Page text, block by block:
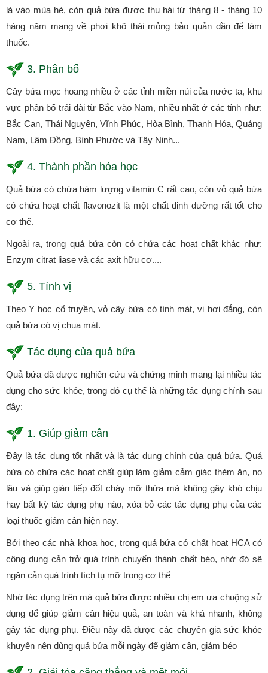
là vào mùa hè, còn quả bứa được thu hái từ tháng 8 - tháng 10
hàng năm mang về phơi khô thái mỏng bảo quản dần để làm
thuốc.
3. Phân bố
Cây bứa mọc hoang nhiều ở các tỉnh miền núi của nước ta, khu
vực phân bố trải dài từ Bắc vào Nam, nhiều nhất ở các tỉnh như:
Bắc Cạn, Thái Nguyên, Vĩnh Phúc, Hòa Bình, Thanh Hóa, Quảng
Nam, Lâm Đồng, Bình Phước và Tây Ninh...
4. Thành phần hóa học
Quả bứa có chứa hàm lượng vitamin C rất cao, còn vỏ quả bứa
có chứa hoạt chất flavonozit là một chất dinh dưỡng rất tốt cho
cơ thể.
Ngoài ra, trong quả bứa còn có chứa các hoạt chất khác như:
Enzym citrat liase và các axit hữu cơ....
5. Tính vị
Theo Y học cổ truyền, vỏ cây bứa có tính mát, vị hơi đắng, còn
quả bứa có vị chua mát.
Tác dụng của quả bứa
Quả bứa đã được nghiên cứu và chứng minh mang lại nhiều tác
dụng cho sức khỏe, trong đó cụ thể là những tác dụng chính sau
đây:
1. Giúp giảm cân
Đây là tác dụng tốt nhất và là tác dụng chính của quả bứa. Quả
bứa có chứa các hoạt chất giúp làm giảm cảm giác thèm ăn, no
lâu và giúp gián tiếp đốt cháy mỡ thừa mà không gây khó chịu
hay bất kỳ tác dụng phụ nào, xóa bỏ các tác dụng phụ của các
loại thuốc giảm cân hiện nay.
Bởi theo các nhà khoa học, trong quả bứa có chất hoạt HCA có
công dụng cản trở quá trình chuyển thành chất béo, nhờ đó sẽ
ngăn cản quá trình tích tụ mỡ trong cơ thể
Nhờ tác dụng trên mà quả bứa được nhiều chị em ưa chuộng sử
dụng để giúp giảm cân hiệu quả, an toàn và khá nhanh, không
gây tác dụng phụ. Điều này đã được các chuyên gia sức khỏe
khuyên nên dùng quả bứa mỗi ngày để giảm cân, giảm béo